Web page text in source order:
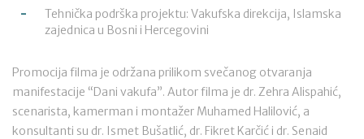
Tehnička podrška projektu: Vakufska direkcija, Islamska
zajednica u Bosni i Hercegovini
Promocija filma je održana prilikom svečanog otvaranja
manifestacije “Dani vakufa”. Autor filma je dr. Zehra Alispahić,
scenarista, kamerman i montažer Muhamed Halilović, a
konsultanti su dr. Ismet Bušatlić, dr. Fikret Karčić i dr. Senaid